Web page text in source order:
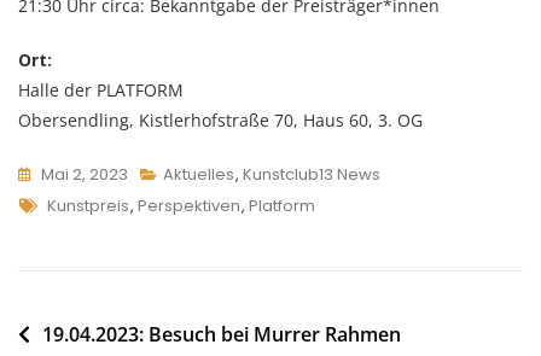
21:30 Uhr circa: Bekanntgabe der Preisträger*innen
Ort:
Halle der PLATFORM
Obersendling, Kistlerhofstraße 70, Haus 60, 3. OG
Mai 2, 2023 Aktuelles, Kunstclub13 News
Tags
Kunstpreis, Perspektiven, Platform
Beitragsnavigation
19.04.2023: Besuch bei Murrer Rahmen